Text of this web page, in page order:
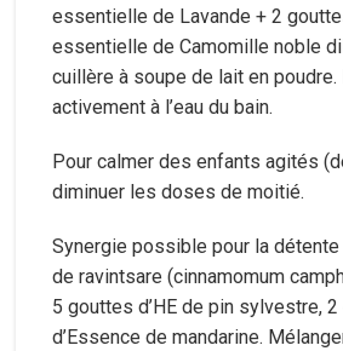
essentielle de Lavande + 2
essentielle de Camomille noble
cuillère à soupe de lait en
activement à l’eau du bain.
Pour calmer des enfants agités
diminuer les doses de moitié.
Synergie possible pour la détente
de ravintsare (cinnamomum
5 gouttes d’HE de pin sylvestre,
d’Essence de mandarine.